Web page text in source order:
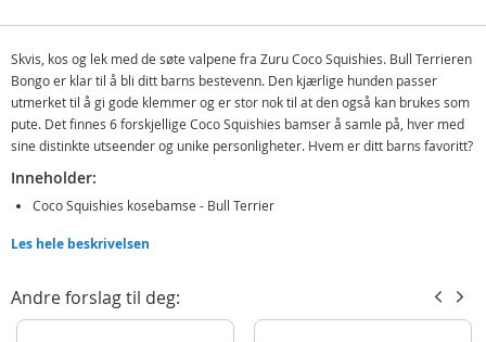
Skvis, kos og lek med de søte valpene fra Zuru Coco Squishies. Bull Terrieren
Bongo er klar til å bli ditt barns bestevenn. Den kjærlige hunden passer
utmerket til å gi gode klemmer og er stor nok til at den også kan brukes som
pute. Det finnes 6 forskjellige Coco Squishies bamser å samle på, hver med
sine distinkte utseender og unike personligheter. Hvem er ditt barns favoritt?
Inneholder:
Coco Squishies kosebamse - Bull Terrier
Detaljer:
Alder: fra 2 år
Les hele beskrivelsen
Andre forslag til deg: